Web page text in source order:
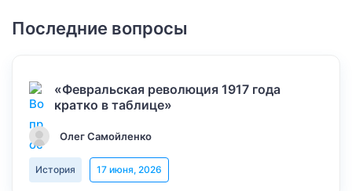
Последние вопросы
«Февральская революция 1917 года
кратко в таблице»
Олег Самойленко
История 17 июня, 2026